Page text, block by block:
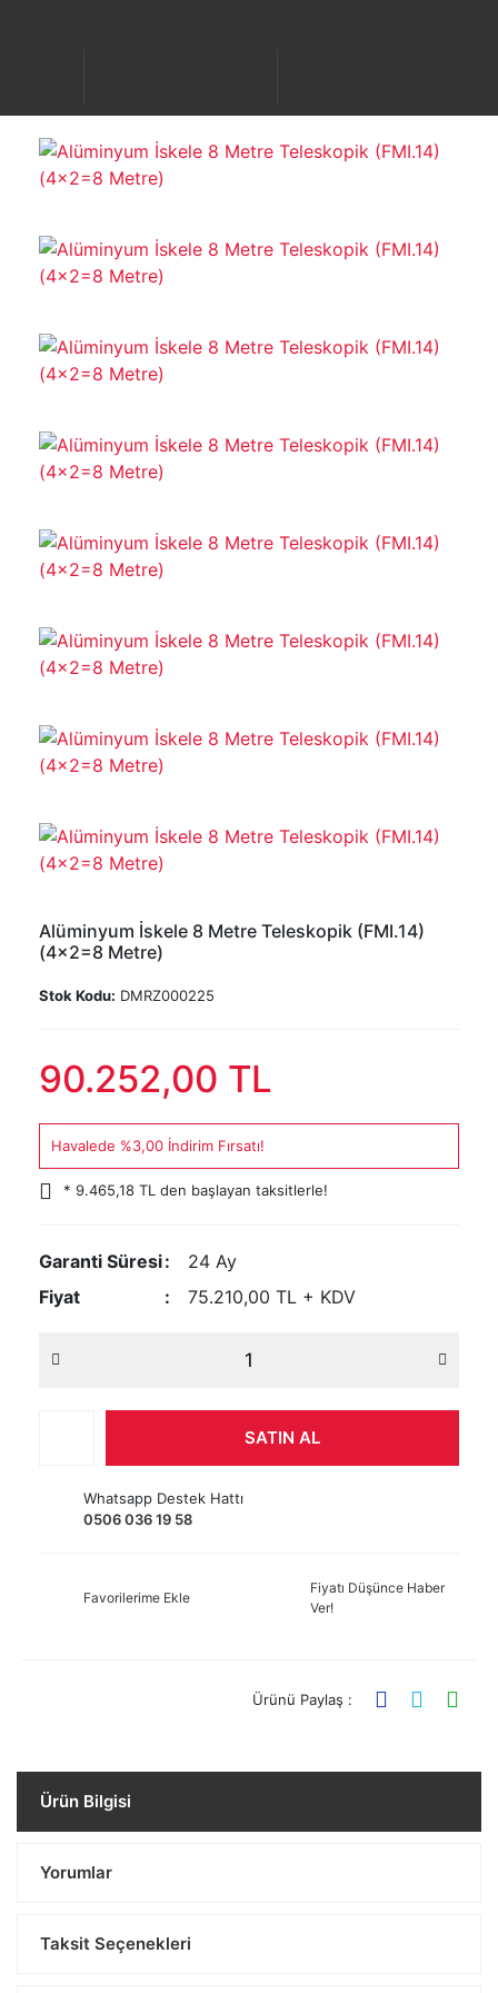
Alüminyum İskele 8 Metre Teleskopik (FMI.14)
(4x2=8 Metre)
Stok Kodu: DMRZ000225
90.252,00 TL
Havalede %3,00 İndirim Fırsatı!
* 9.465,18 TL den başlayan taksitlerle!
Garanti Süresi
24 Ay
Fiyat
75.210,00 TL + KDV
SATIN AL
Whatsapp Destek Hattı
0506 036 19 58
Favorilerime Ekle
Fiyatı Düşünce Haber
Ver!
Ürünü Paylaş :
Ürün Bilgisi
Yorumlar
Taksit Seçenekleri